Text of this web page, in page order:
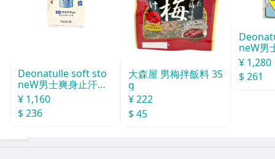
Deonatulle soft sto
neW男士爽身止汗石
消臭石２０ｇ
¥ 1,160
$ 236
大森屋 男梅拌飯料 35
g
¥ 222
$ 45
neW男
汗石 中
¥ 1,280
$ 261